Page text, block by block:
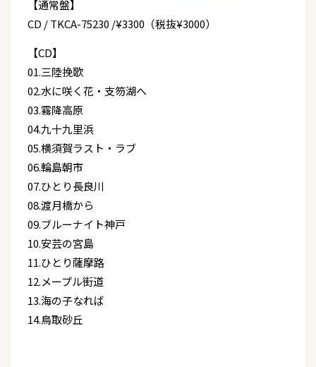
【通常盤】
CD / TKCA-75230 /¥3300（税抜¥3000）
【CD】
01.三陸挽歌
02.水に咲く花・支笏湖へ
03.霧降高原
04.九十九里浜
05.横須賀ラスト・ラブ
06.輪島朝市
07.ひとり長良川
08.渡月橋から
09.ブルーナイト神戸
10.安芸の宮島
11.ひとり薩摩路
12.メープル街道
13.海の子なれば
14.鳥取砂丘